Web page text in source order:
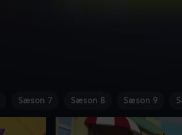
Sæson 7 Sæson 8 Sæson 9